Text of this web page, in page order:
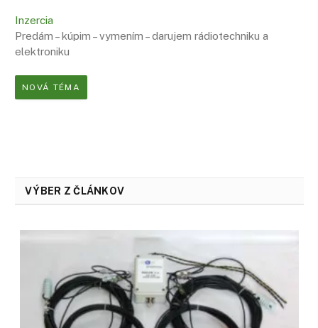
Inzercia
Predám – kúpim – vymením – darujem rádiotechniku a
elektroniku
NOVÁ TÉMA
VÝBER Z ČLÁNKOV